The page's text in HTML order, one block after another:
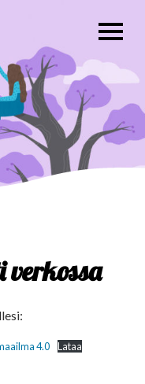
verkossa
4.0 Lataa